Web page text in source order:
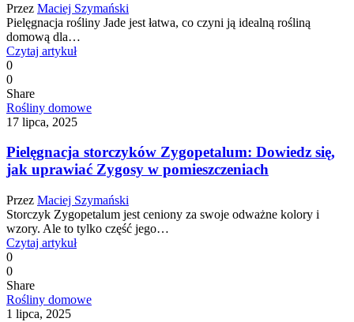
Przez Maciej Szymański
Pielęgnacja rośliny Jade jest łatwa, co czyni ją idealną rośliną
domową dla…
Czytaj artykuł
0
0
Share
Rośliny domowe
17 lipca, 2025
Pielęgnacja storczyków Zygopetalum: Dowiedz się,
jak uprawiać Zygosy w pomieszczeniach
Przez Maciej Szymański
Storczyk Zygopetalum jest ceniony za swoje odważne kolory i
wzory. Ale to tylko część jego…
Czytaj artykuł
0
0
Share
Rośliny domowe
1 lipca, 2025